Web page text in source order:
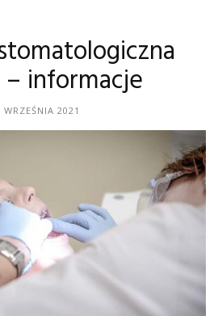
informacje
WRZEŚNIA 2021